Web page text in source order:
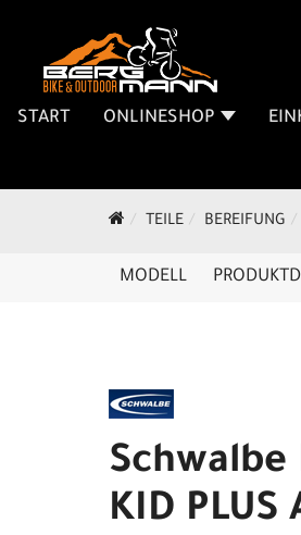
START ONLINESHOP
TEILE BEREIFUNG
MODELL
Schwalbe
KID